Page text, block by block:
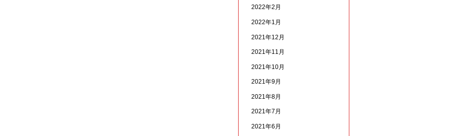
2022年2月
2022年1月
2021年12月
2021年11月
2021年10月
2021年9月
2021年8月
2021年7月
2021年6月